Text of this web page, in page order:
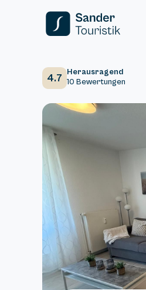
4.7
Herausragend
10 Bewertungen